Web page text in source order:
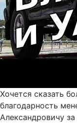
Хочется сказать
благодарность
Александровичу